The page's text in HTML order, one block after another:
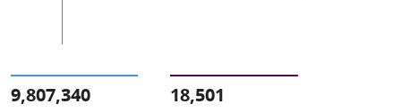
9,807,340 18,501